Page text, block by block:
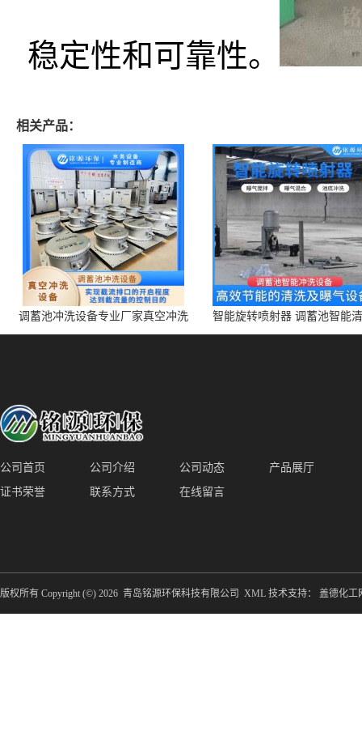
稳定性和可靠性。
相关产品：
调蓄池冲洗设备专业厂家真空冲洗
装置厂家青岛铭源环保减少堵塞设
智能旋转喷射器 调蓄池智能
点对点面对面旋转清洗
公司首页 公司介绍 公司动态
产品展厅
证书荣誉
联系方式 在线留言
版权所有 Copyright (©) 2026 青岛铭源环保科技有限公司 XML 技术支持： 盖德化工